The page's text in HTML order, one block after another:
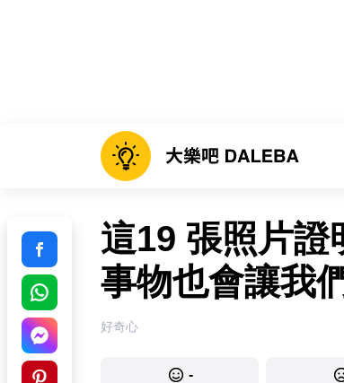
這19 張照片證
事物也會讓我
好奇心
-